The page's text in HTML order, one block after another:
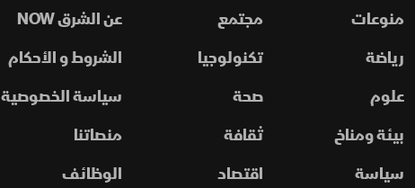
منوعات
مجتمع
رياضة
تكنولوجيا
علوم
صحة
بيئة ومناخ
ثقافة
سياسة
اقتصاد
عن الشرق NOW
الشروط و الأحكام
سياسة الخصوصية
منصاتنا
الوظائف